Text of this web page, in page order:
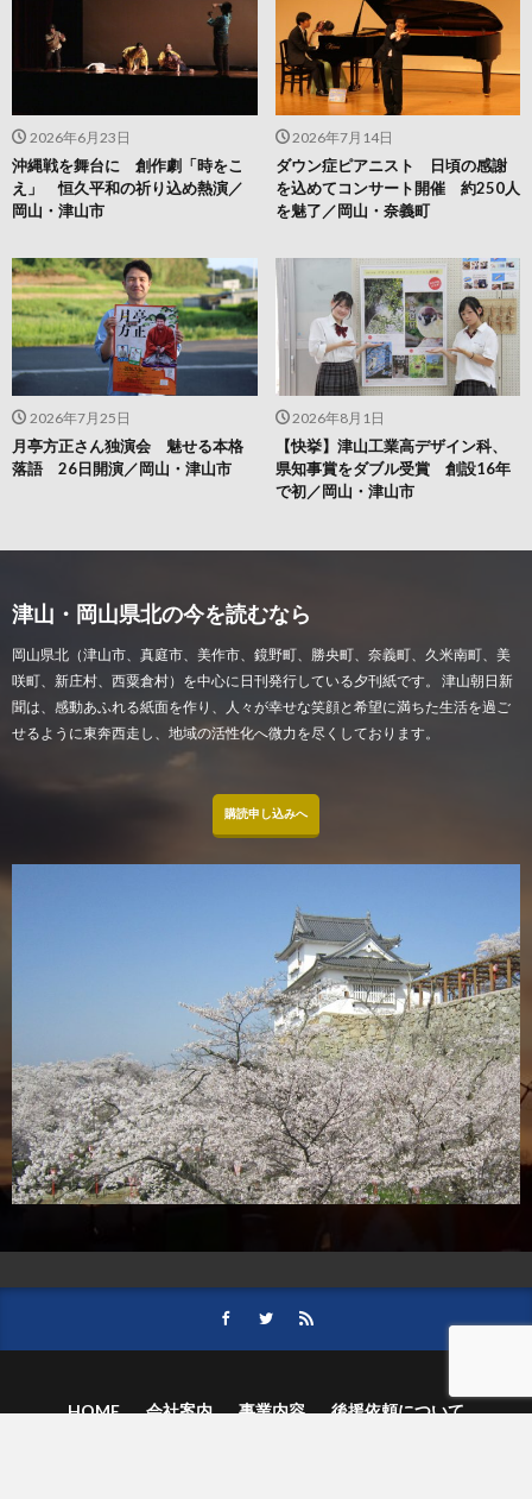
2026年8月1日
【快挙】津山工業高デザイン科、
県知事賞をダブル受賞 創設16年
で初／岡山・津山市
2026年7月25日
月亭方正さん独演会 魅せる本格
落語 26日開演／岡山・津山市
2026年7月14日
ダウン症ピアニスト 日頃の感謝
を込めてコンサート開催 約250人
を魅了／岡山・奈義町
2026年6月23日
沖縄戦を舞台に 創作劇「時をこ
え」 恒久平和の祈り込め熱演／
岡山・津山市
津山・岡山県北の今を読むなら
岡山県北（津山市、真庭市、美作市、鏡野町、勝央町、奈義町、久米南町、美
咲町、新庄村、西粟倉村）を中心に日刊発行している夕刊紙です。 津山朝日新
聞は、感動あふれる紙面を作り、人々が幸せな笑顔と希望に満ちた生活を過ご
せるように東奔西走し、地域の活性化へ微力を尽くしております。
購読申し込みへ
HOME 会社案内 事業内容
後援依頼について